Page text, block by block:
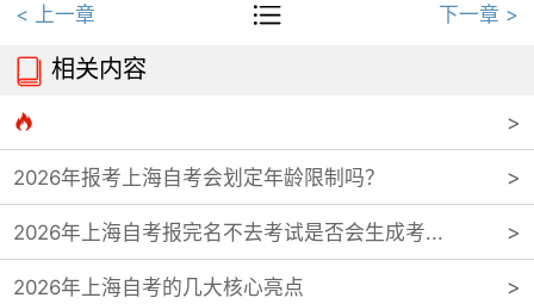
< 上一章  下一章 >
 相关内容

2026年报考上海自考会划定年龄限制吗？
2026年上海自考报完名不去考试是否会生成考...
2026年上海自考的几大核心亮点